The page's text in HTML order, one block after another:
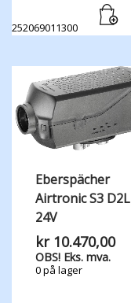
252069011300
Eberspächer
Airtronic S3 D2L
24V
kr10.470,00
OBS! Eks. mva.
0 på lager